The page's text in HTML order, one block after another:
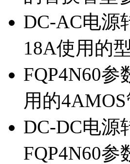
DC-AC电源
18A使用的
FQP4N60
用的4AMOS
DC-DC电源
FQP4N60